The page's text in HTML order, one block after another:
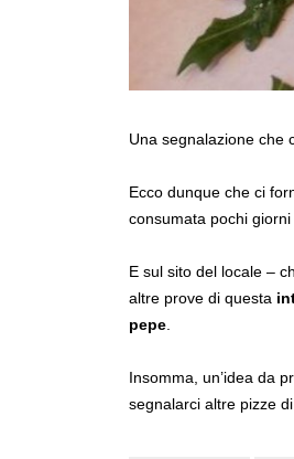
Una segnalazione che
Ecco dunque che ci
consumata pochi
E sul sito del locale –
altre prove di questa
pepe
Insomma, un’idea da
segnalarci altre pizze